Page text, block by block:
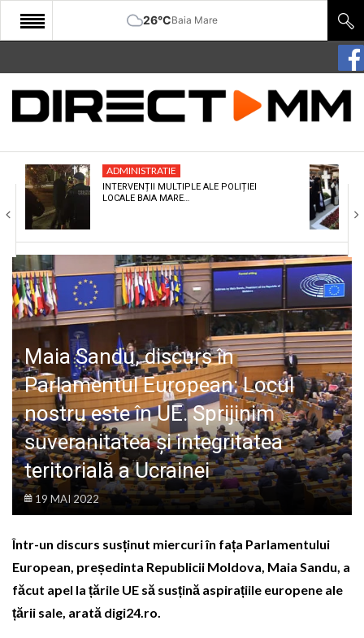
26°CBaia Mare
START
COMUNITATE
CULTURA
ECONOMIE
SANATATE
SPORT
SPECIAL
POLITIC
LIFE
ADMINISTRATIE
INTERVENȚII MULTIPLE ALE POLIȚIEI
LOCALE BAIA MARE…
Maia Sandu, discurs în
Parlamentul European: Locul
nostru este în UE. Sprijinim
suveranitatea și integritatea
teritorială a Ucrainei
19 MAI 2022
Într-un discurs susținut miercuri în fața Parlamentului
European, președinta Republicii Moldova, Maia Sandu, a
făcut apel la țările UE să susțină aspirațiile europene ale
țării sale, arată digi24.ro.